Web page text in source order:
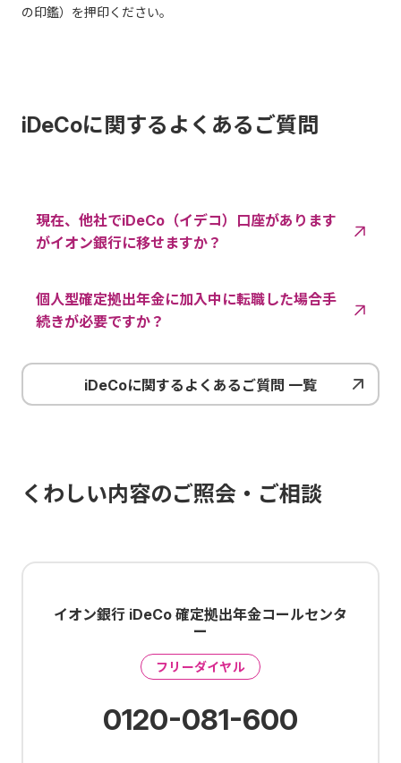
の印鑑）を押印ください。
iDeCoに関するよくあるご質問
現在、他社でiDeCo（イデコ）口座があります
がイオン銀行に移せますか？
個人型確定拠出年金に加入中に転職した場合手
続きが必要ですか？
iDeCoに関するよくあるご質問 一覧
くわしい内容のご照会・ご相談
イオン銀行 iDeCo 確定拠出年金コールセンタ
ー
フリーダイヤル
0120-081-600